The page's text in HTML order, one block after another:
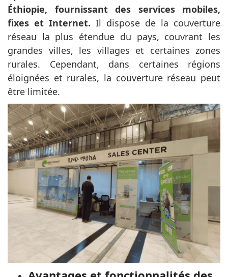
Éthiopie, fournissant des services mobiles,
fixes et Internet. Il dispose de la couverture
réseau la plus étendue du pays, couvrant les
grandes villes, les villages et certaines zones
rurales. Cependant, dans certaines régions
éloignées et rurales, la couverture réseau peut
être limitée.